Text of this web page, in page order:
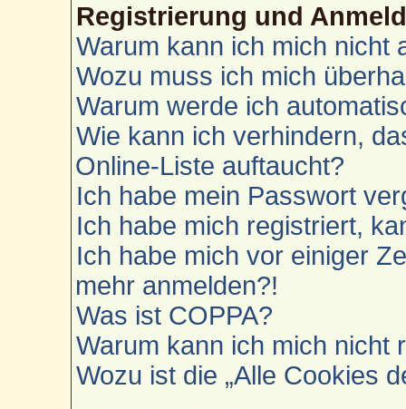
Registrierung und
Warum kann ich mich nicht
Wozu muss ich mich
Warum werde ich
Wie kann ich verhindern,
Online-Liste auftaucht?
Ich habe mein Passwort
Ich habe mich registriert,
Ich habe mich vor einiger
mehr anmelden?!
Was ist COPPA?
Warum kann ich mich nicht
Wozu ist die „Alle Cookies